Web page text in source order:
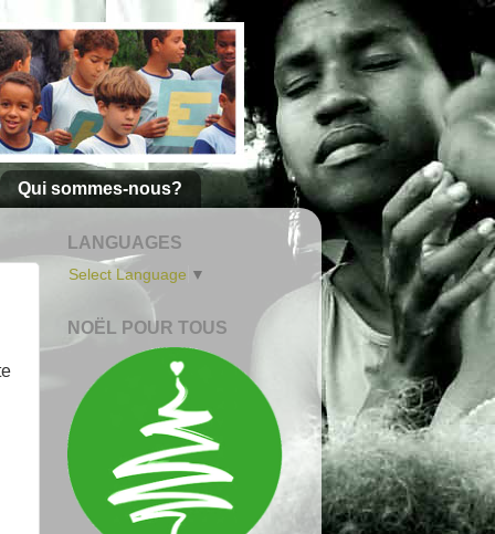
Qui sommes-nous?
LANGUAGES
Select Language ▼
NOËL POUR TOUS